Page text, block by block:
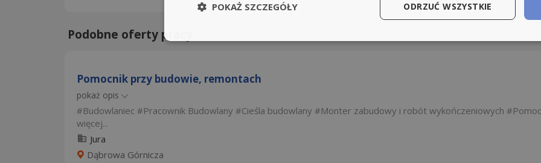
Podobne oferty pracy
Pomocnik przy budowie, remontach
pokaż opis
Budowlaniec Pracownik Budowlany Cieśla budowlany Monter zabudowy i robót wykończeniowych
więcej...
Jura
Dąbrowa Górnicza
ODRZUĆ WSZYSTKIE
POKAŻ SZCZEGÓŁY